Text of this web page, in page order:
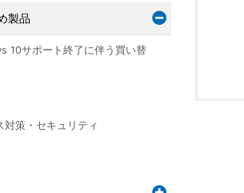
製品
10サポート終了に伴う買い替
対策・セキュリティ